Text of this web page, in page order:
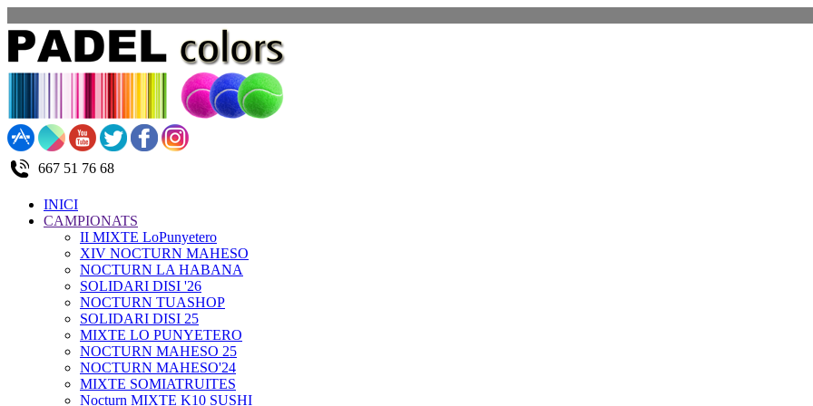
667 51 76 68
INICI
CAMPIONATS
II MIXTE LoPunyetero
XIV NOCTURN MAHESO
NOCTURN LA HABANA
SOLIDARI DISI '26
NOCTURN TUASHOP
SOLIDARI DISI 25
MIXTE LO PUNYETERO
NOCTURN MAHESO 25
NOCTURN MAHESO'24
MIXTE SOMIATRUITES
Nocturn MIXTE K10 SUSHI